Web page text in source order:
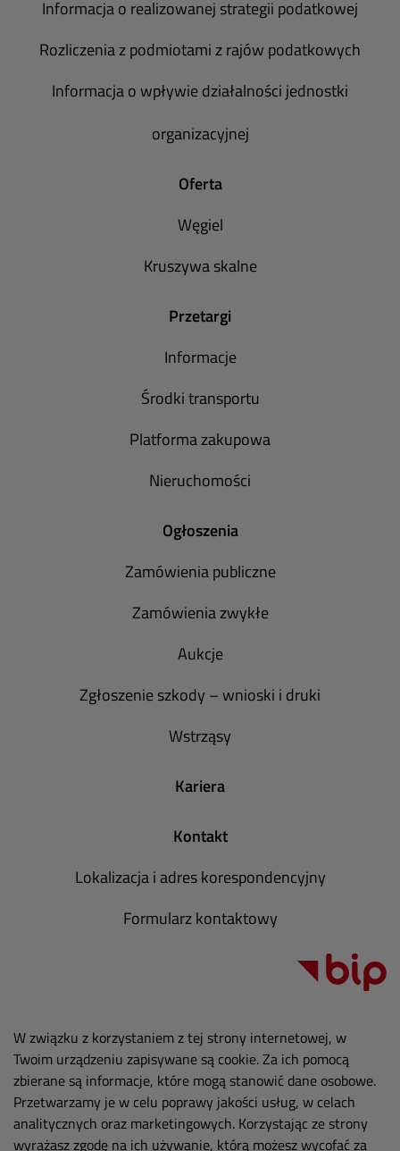
Informacja o realizowanej strategii podatkowej
Rozliczenia z podmiotami z rajów podatkowych
Informacja o wpływie działalności jednostki
organizacyjnej
Oferta
Węgiel
Kruszywa skalne
Przetargi
Informacje
Środki transportu
Platforma zakupowa
Nieruchomości
Ogłoszenia
Zamówienia publiczne
Zamówienia zwykłe
Aukcje
Zgłoszenie szkody – wnioski i druki
Wstrząsy
Kariera
Kontakt
Lokalizacja i adres korespondencyjny
Formularz kontaktowy
W związku z korzystaniem z tej strony internetowej, w
Twoim urządzeniu zapisywane są cookie. Za ich pomocą
zbierane są informacje, które mogą stanowić dane osobowe.
Przetwarzamy je w celu poprawy jakości usług, w celach
analitycznych oraz marketingowych. Korzystając ze strony
wyrażasz zgodę na ich używanie, którą możesz wycofać za